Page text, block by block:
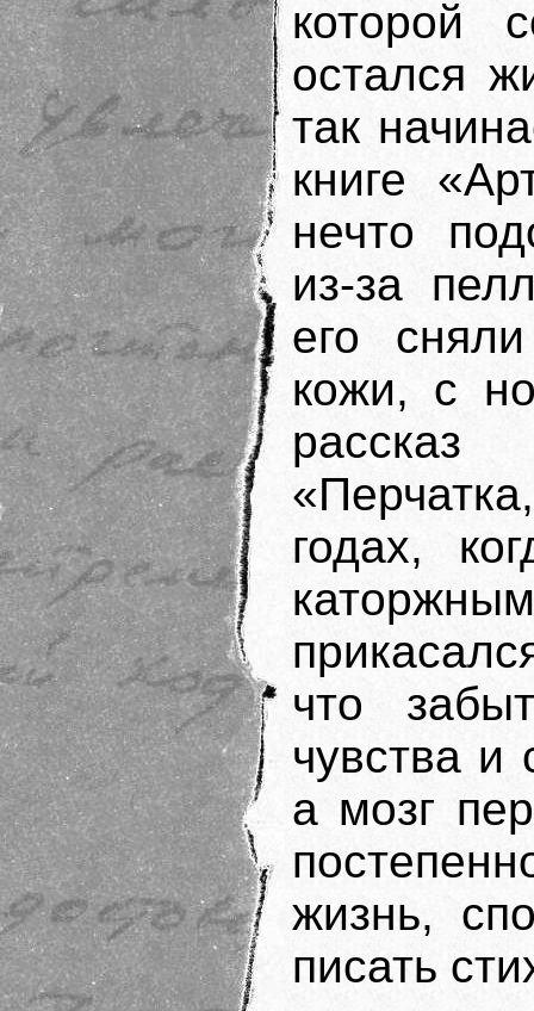
которой
остался
так
книге
нечто
из-за
его
кожи, с
годах,
что
чувства и
а мозг
жизнь,
писать